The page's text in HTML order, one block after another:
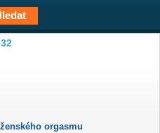
32
orgasmu